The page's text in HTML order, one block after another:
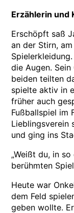
Erzählerin und
Erschöpft saß
an der Stirn,
die Augen.
beiden teilten
spielte aktiv in
früher auch
Fußballspiel im
Lieblingsverein
und ging ins
„Weißt du, in
berühmten
Heute war
dem Feld
geben wollte.